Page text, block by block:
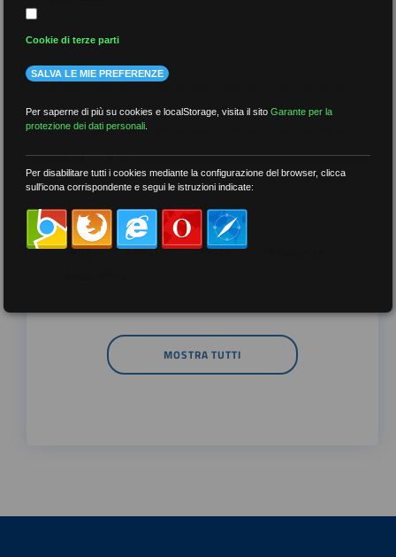
più recenti
meno recenti
per tag
##DS ##FGU ##Gilda
MOSTRA TUTTI
Cookie di terze parti
SALVA LE MIE PREFERENZE
Per saperne di più su cookies e localStorage, visita il sitoGarante per la
protezione dei dati personali
Per disabilitare tutti i cookies mediante la configurazione del browser, clicca
sull'icona corrispondente e segui le istruzioni indicate: